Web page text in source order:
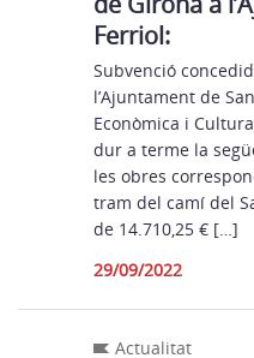
Ferriol:
Subvenció
l’Ajuntament de
Econòmica i
dur a terme la
les obres
tram del camí del
de 14.710,25 € […]
29/09/2022
Actualitat